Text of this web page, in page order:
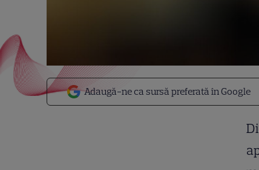
Adaugă-ne ca sursă preferată în Google